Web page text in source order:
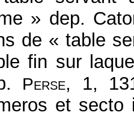
» dep.
de « table
fin sur
Perse, 1,
et secto